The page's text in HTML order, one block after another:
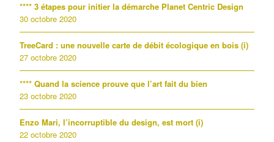
**** 3 étapes pour initier la démarche Planet Centric Design
30 octobre 2020
TreeCard : une nouvelle carte de débit écologique en bois (i)
27 octobre 2020
**** Quand la science prouve que l’art fait du bien
23 octobre 2020
Enzo Mari, l’incorruptible du design, est mort (i)
22 octobre 2020